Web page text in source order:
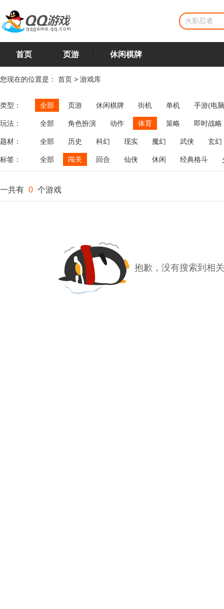
首页 页游 休闲棋牌
您现在的位置是： 首页 > 游戏库
类型： 全部 页游 休闲棋牌 街机 单机 手游(电
玩法： 全部 角色扮演 动作 体育 策略
即时战略
飞行
恋爱 第三人称射击 棋类 牌类 麻将
题材： 全部 历史 科幻 现实 魔幻 武侠 玄幻
标签： 全部 闯关 回合 仙侠 休闲 经典格斗
一共有 0 个游戏
抱歉，没有搜索到相